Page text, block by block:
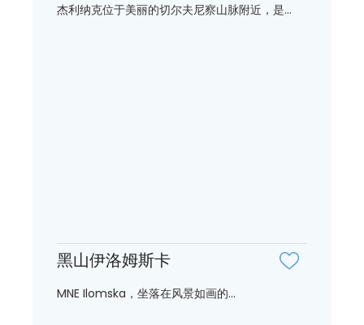
杰利纳克位于美丽的切尔夫尼察山脉附近，是...
黑山伊洛姆斯卡
MNE Ilomska，坐落在风景如画的...